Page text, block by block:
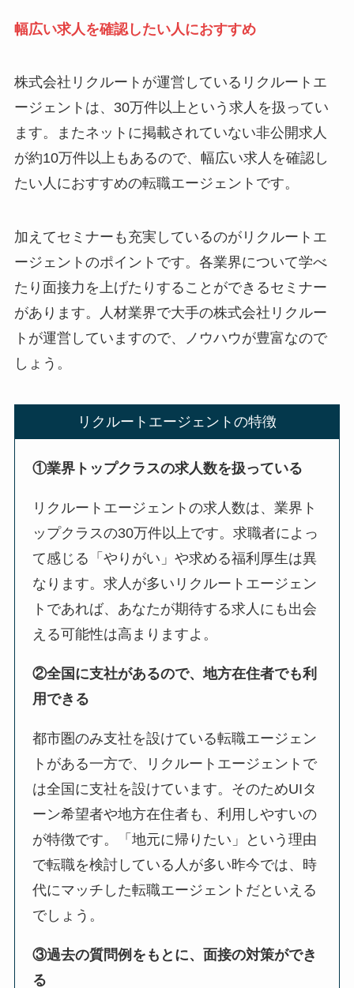
幅広い求人を確認したい人におすすめ
株式会社リクルートが運営しているリクルートエ
ージェントは、30万件以上という求人を扱ってい
ます。またネットに掲載されていない非公開求人
が約10万件以上もあるので、幅広い求人を確認し
たい人におすすめの転職エージェントです。
加えてセミナーも充実しているのがリクルートエ
ージェントのポイントです。各業界について学べ
たり面接力を上げたりすることができるセミナー
があります。人材業界で大手の株式会社リクルー
トが運営していますので、ノウハウが豊富なので
しょう。
リクルートエージェントの特徴
①業界トップクラスの求人数を扱っている
リクルートエージェントの求人数は、業界ト
ップクラスの30万件以上です。求職者によっ
て感じる「やりがい」や求める福利厚生は異
なります。求人が多いリクルートエージェン
トであれば、あなたが期待する求人にも出会
える可能性は高まりますよ。
②全国に支社があるので、地方在住者でも利
用できる
都市圏のみ支社を設けている転職エージェン
トがある一方で、リクルートエージェントで
は全国に支社を設けています。そのためUIタ
ーン希望者や地方在住者も、利用しやすいの
が特徴です。「地元に帰りたい」という理由
で転職を検討している人が多い昨今では、時
代にマッチした転職エージェントだといえる
でしょう。
③過去の質問例をもとに、面接の対策ができ
る